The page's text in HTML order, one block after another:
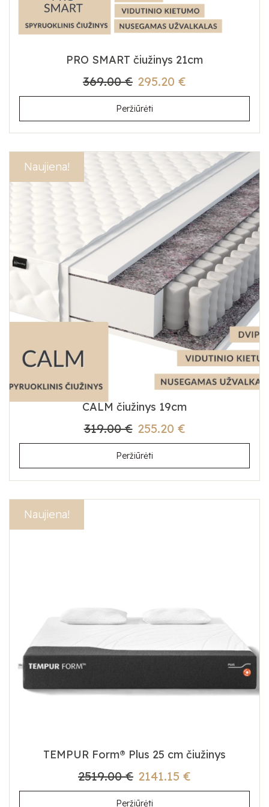
PRO SMART čiužinys 21cm
295.20 €
369.00 €
Peržiūrėti
Akcija!
Naujiena!
CALM čiužinys 19cm
255.20 €
319.00 €
Peržiūrėti
Akcija!
Naujiena!
TEMPUR Form® Plus 25 cm čiužinys
2141.15 €
2519.00 €
Peržiūrėti